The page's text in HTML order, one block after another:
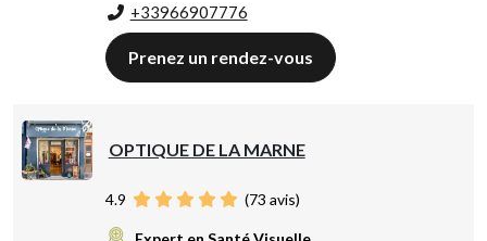
+33966907776
Prenez un rendez-vous
OPTIQUE DE LA MARNE
4.9 (73 avis)